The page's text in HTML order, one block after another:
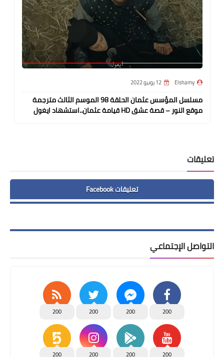
Elshamy 12 يونيو 2022
مسلسل المؤسس عثمان الحلقة 98 الموسم الثالث مترجمة
موقع النور – قصة عشق HD قيامة عثمان..استشهاد ايغول
تعليقات
تعليقات Facebook
التواصل الإجتماعي
200
200
200
200
200
200
200
200